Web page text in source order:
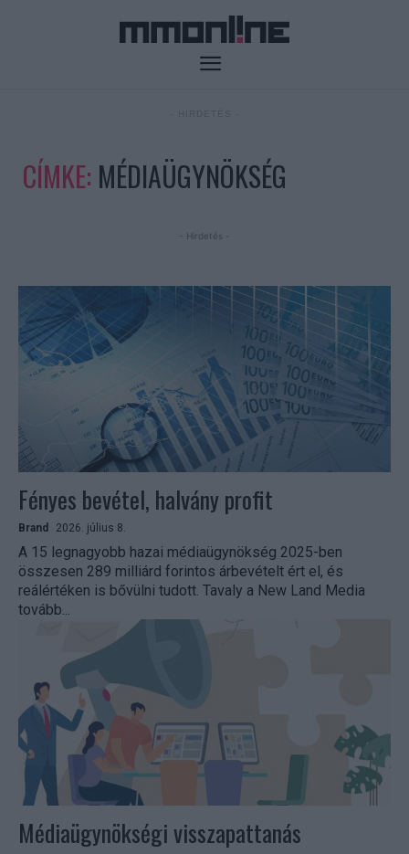
CÍMKE: MÉDIAÜGYNÖKSÉG
- Hirdetés -
Fényes bevétel, halvány profit
Brand 2026. július 8.
A 15 legnagyobb hazai médiaügynökség 2025-ben
összesen 289 milliárd forintos árbevételt ért el, és
reálértéken is bővülni tudott. Tavaly a New Land Media
tovább...
Médiaügynökségi visszapattanás